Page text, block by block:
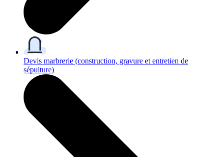
Devis marbrerie (construction, gravure et entretien de
sépulture)